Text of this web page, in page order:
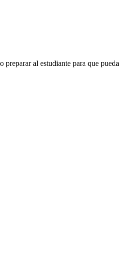
al estudiante para que pueda